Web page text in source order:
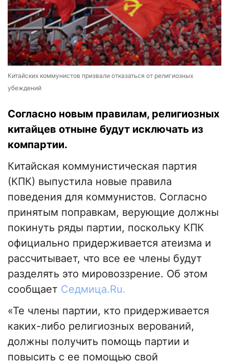
Китайских коммунистов призвали отказаться от религиозных
убеждений
Согласно новым правилам, религиозных
китайцев отныне будут исключать из
компартии.
Китайская коммунистическая партия
(КПК) выпустила новые правила
поведения для коммунистов. Согласно
принятым поправкам, верующие должны
покинуть ряды партии, поскольку КПК
официально придерживается атеизма и
рассчитывает, что все ее члены будут
разделять это мировоззрение. Об этом
сообщает Седмица.Ru.
«Те члены партии, кто придерживается
каких-либо религиозных верований,
должны получить помощь партии и
повысить с ее помощью свой